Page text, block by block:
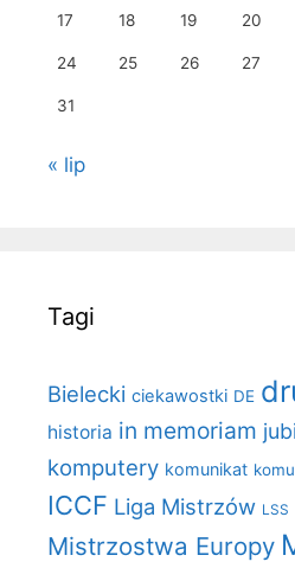
17 18 19 20
24 25 26 27
31
« lip
Tagi
Bielecki ciekawostki DE
historia in memoriam
komputery komunikat
ICCF Liga Mistrzów LSS
Mistrzostwa Europy